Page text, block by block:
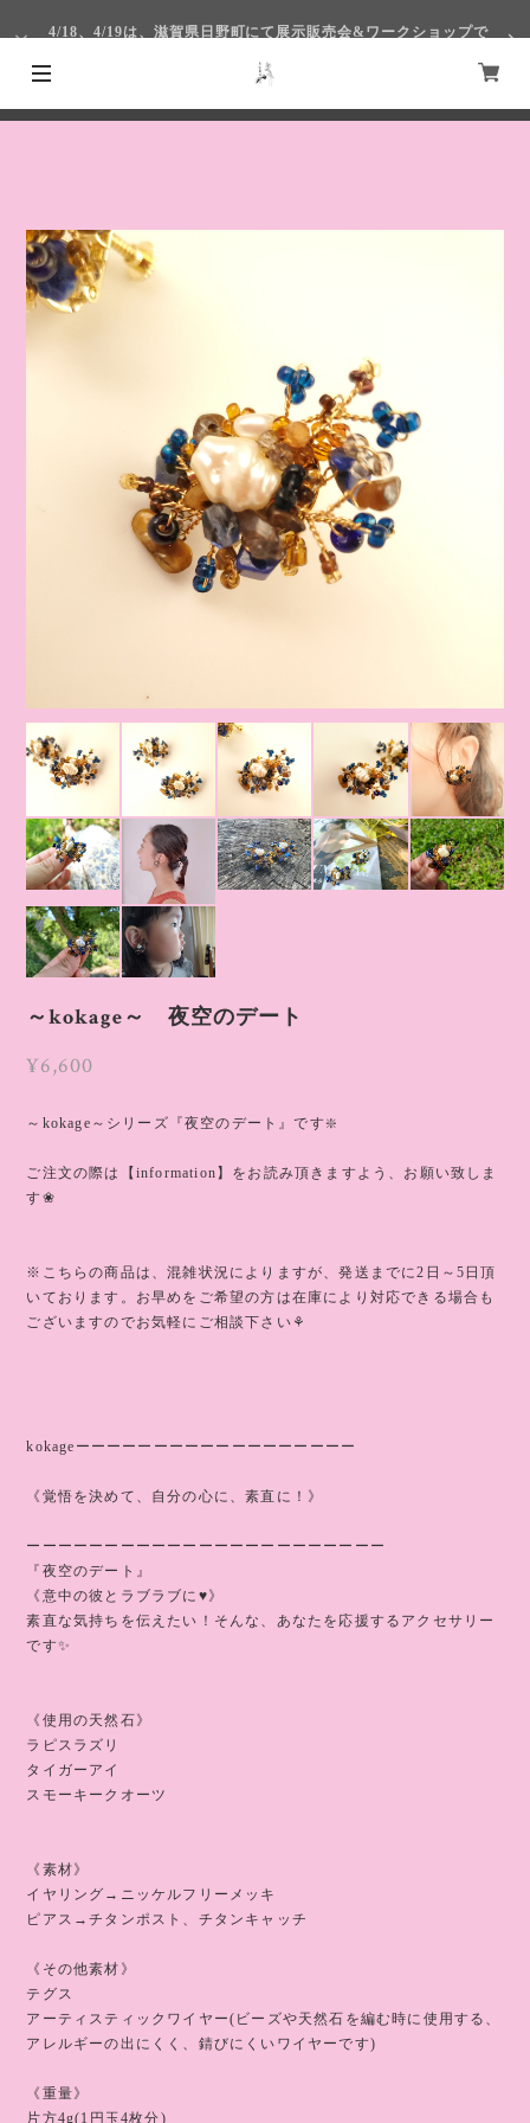
4/18、4/19は、滋賀県日野町にて展示販売会&ワークショップで
～kokage～ 夜空のデート
¥6,600
～kokage～シリーズ『夜空のデート』です❇️
ご注文の際は【information】をお読み頂きますよう、お願い致しま
す❀
※こちらの商品は、混雑状況によりますが、発送までに2日～5日頂
いております。お早めをご希望の方は在庫により対応できる場合も
ございますのでお気軽にご相談下さい⚘
kokageーーーーーーーーーーーーーーーーーー
《覚悟を決めて、自分の心に、素直に！》
ーーーーーーーーーーーーーーーーーーーーーーー
『夜空のデート』
《意中の彼とラブラブに♥️》
素直な気持ちを伝えたい！そんな、あなたを応援するアクセサリー
です✨
《使用の天然石》
ラピスラズリ
タイガーアイ
スモーキークオーツ
《素材》
イヤリング→ニッケルフリーメッキ
ピアス→チタンポスト、チタンキャッチ
《その他素材》
テグス
アーティスティックワイヤー(ビーズや天然石を編む時に使用する、
アレルギーの出にくく、錆びにくいワイヤーです)
《重量》
片方4g(1円玉4枚分)